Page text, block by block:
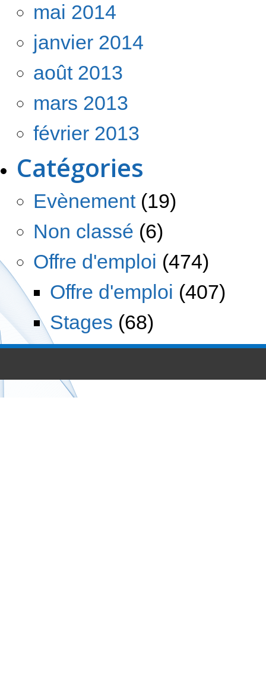
mai 2014
janvier 2014
août 2013
mars 2013
février 2013
Catégories
Evènement(19)
Non classé (6)
Offre d'emploi (474)
Offre d'emploi (407)
Stages (68)